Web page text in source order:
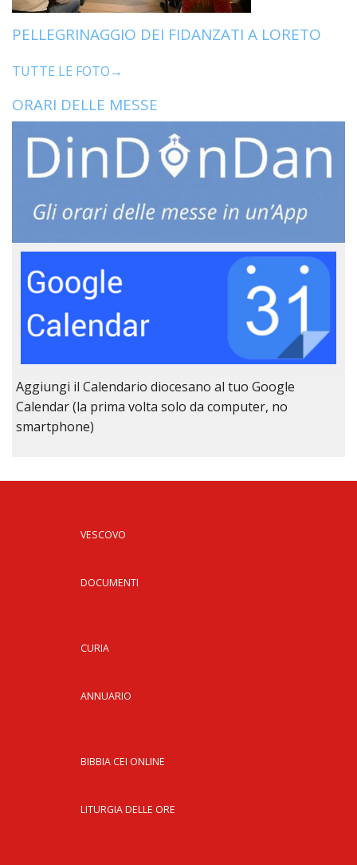
PELLEGRINAGGIO DEI FIDANZATI A LORETO
TUTTE LE FOTO→
ORARI DELLE MESSE
Aggiungi il Calendario diocesano al tuo Google
Calendar (la prima volta solo da computer, no
smartphone)
VESCOVO
DOCUMENTI
CURIA
ANNUARIO
BIBBIA CEI ONLINE
LITURGIA DELLE ORE